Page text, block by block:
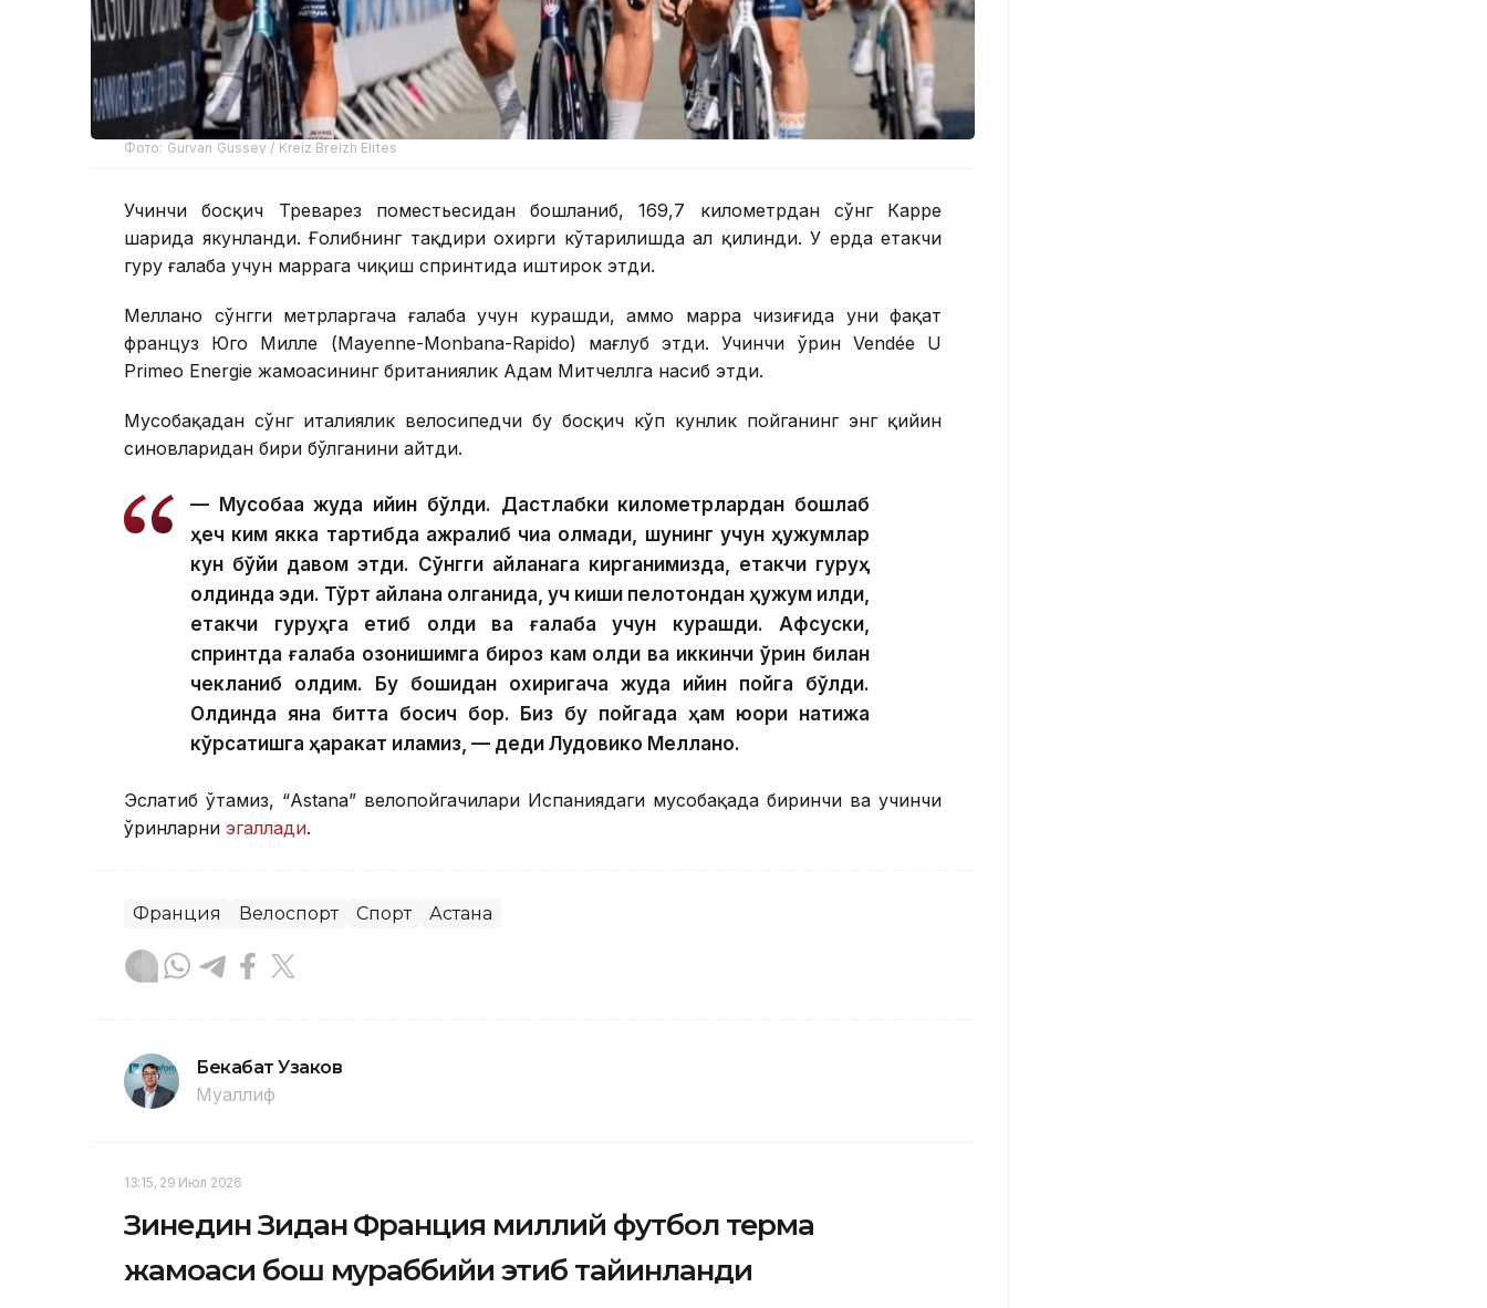
Фото: Gurvan Gussev / Kreiz Breizh Elites
Учинчи босқич Треварез поместьесидан бошланиб, 169,7 километрдан сўнг Карре
шаҳрида якунланди. Ғолибнинг тақдири охирги кўтарилишда ҳал қилинди. У ерда етакчи
гуруҳ ғалаба учун маррага чиқиш спринтида иштирок этди.
Меллано сўнгги метрларгача ғалаба учун курашди, аммо марра чизиғида уни фақат
француз Юго Милле (Mayenne-Monbana-Rapido) мағлуб этди. Учинчи ўрин Vendée U
Primeo Energie жамоасининг британиялик Адам Митчеллга насиб этди.
Мусобақадан сўнг италиялик велосипедчи бу босқич кўп кунлик пойганинг энг қийин
синовларидан бири бўлганини айтди.
— Мусобақа жуда қийин бўлди. Дастлабки километрлардан бошлаб
ҳеч ким якка тартибда ажралиб чиқа олмади, шунинг учун ҳужумлар
кун бўйи давом этди. Сўнгги айланага кирганимизда, етакчи гуруҳ
олдинда эди. Тўрт айлана қолганида, уч киши пелотондан ҳужум қилди,
етакчи гуруҳга етиб олди ва ғалаба учун курашди. Афсуски,
спринтда ғалаба қозонишимга бироз кам қолди ва иккинчи ўрин билан
чекланиб қолдим. Бу бошидан охиригача жуда қийин пойга бўлди.
Олдинда яна битта босқич бор. Биз бу пойгада ҳам юқори натижа
кўрсатишга ҳаракат қиламиз, — деди Лудовико Меллано.
Эслатиб ўтамиз, “Аstana” велопойгачилари Испаниядаги мусобақада биринчи ва учинчи
ўринларни эгаллади.
Франция Велоспорт Спорт Астана
Бекабат Узаков
Муаллиф
13:15, 29 Июл 2026
Зинедин Зидан Франция миллий футбол терма
жамоаси бош мураббийи этиб тайинланди